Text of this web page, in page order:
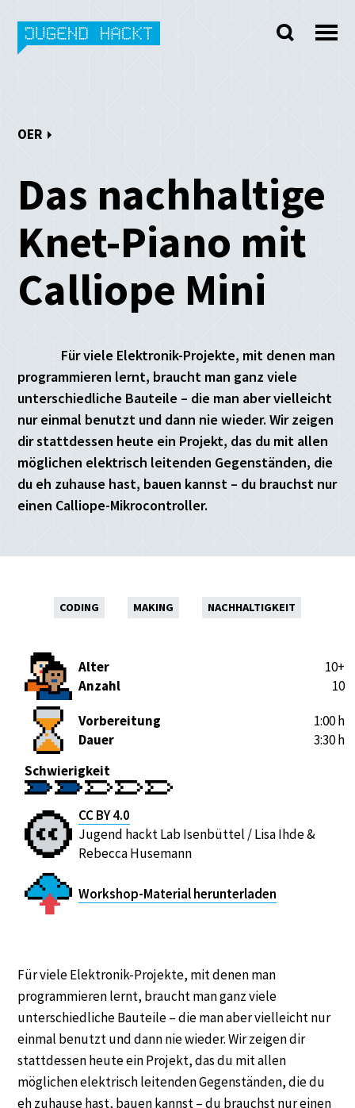
Skip
to
OER
Das nachhaltige
Knet-Piano mit
Calliope Mini
Für viele Elektronik-Projekte, mit denen man
programmieren lernt, braucht man ganz viele
unterschiedliche Bauteile – die man aber vielleicht
nur einmal benutzt und dann nie wieder. Wir zeigen
dir stattdessen heute ein Projekt, das du mit allen
möglichen elektrisch leitenden Gegenständen, die
du eh zuhause hast, bauen kannst – du brauchst nur
einen Calliope-Mikrocontroller.
CODING MAKING NACHHALTIGKEIT
Alter
10+
Anzahl
10
Vorbereitung
1:00 h
Dauer
3:30 h
Schwierigkeit
CC BY 4.0
Jugend hackt Lab Isenbüttel / Lisa Ihde &
Rebecca Husemann
Workshop-Material herunterladen
Für viele Elektronik-Projekte, mit denen man
programmieren lernt, braucht man ganz viele
unterschiedliche Bauteile – die man aber vielleicht nur
einmal benutzt und dann nie wieder. Wir zeigen dir
stattdessen heute ein Projekt, das du mit allen
möglichen elektrisch leitenden Gegenständen, die du
eh zuhause hast, bauen kannst – du brauchst nur einen